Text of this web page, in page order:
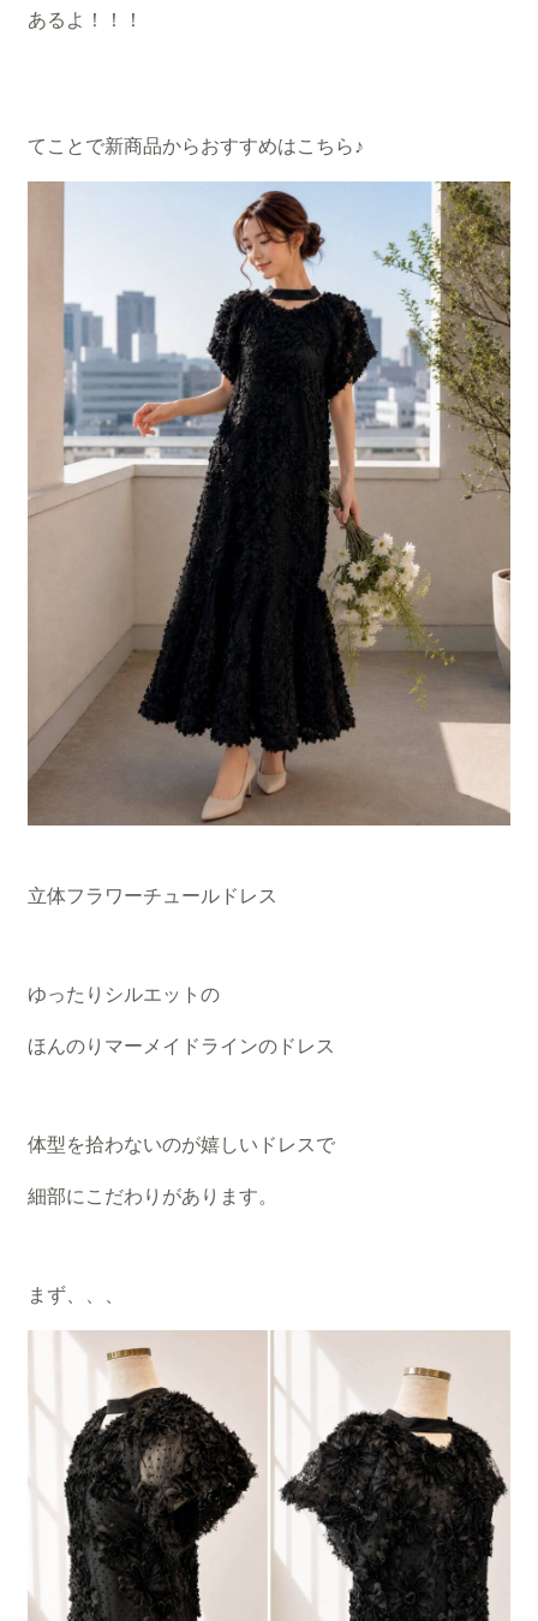
あるよ！！！
てことで新商品からおすすめはこちら♪
立体フラワーチュールドレス
ゆったりシルエットの
ほんのりマーメイドラインのドレス
体型を拾わないのが嬉しいドレスで
細部にこだわりがあります。
まず、、、